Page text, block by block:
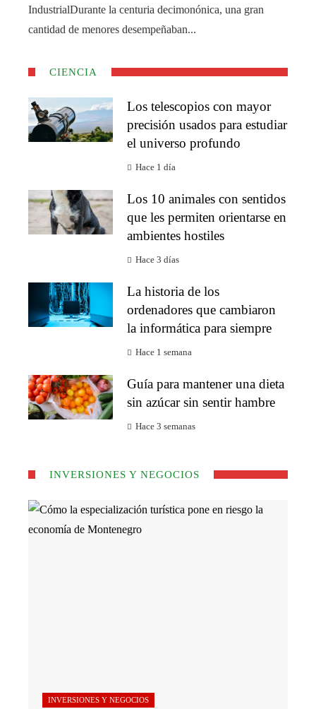
IndustrialDurante la centuria decimonónica, una gran
cantidad de menores desempeñaban...
CIENCIA
Los telescopios con mayor
precisión usados para estudiar
el universo profundo
Hace 1 día
Los 10 animales con sentidos
que les permiten orientarse en
ambientes hostiles
Hace 3 días
La historia de los
ordenadores que cambiaron
la informática para siempre
Hace 1 semana
Guía para mantener una dieta
sin azúcar sin sentir hambre
Hace 3 semanas
INVERSIONES Y NEGOCIOS
INVERSIONES Y NEGOCIOS